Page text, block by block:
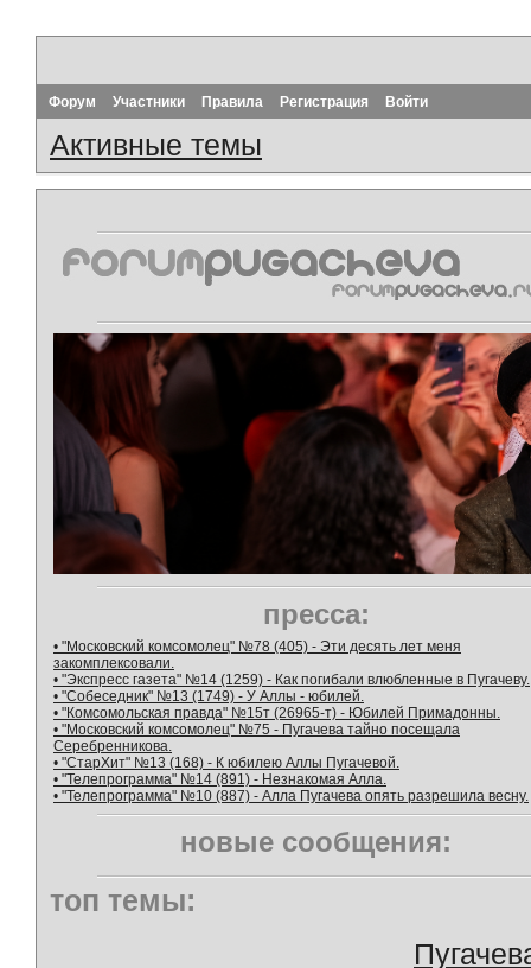
Форум Участники Правила Регистрация Войти
Активные темы
пресса:
• "Московский комсомолец" №78 (405) - Эти десять лет меня
закомплексовали.
• "Экспресс газета" №14 (1259) - Как погибали влюбленные в Пугачеву.
• "Собеседник" №13 (1749) - У Аллы - юбилей.
• "Комсомольская правда" №15т (26965-т) - Юбилей Примадонны.
• "Московский комсомолец" №75 - Пугачева тайно посещала
Серебренникова.
• "СтарХит" №13 (168) - К юбилею Аллы Пугачевой.
• "Телепрограмма" №14 (891) - Незнакомая Алла.
• "Телепрограмма" №10 (887) - Алла Пугачева опять разрешила весну.
новые сообщения:
топ темы: